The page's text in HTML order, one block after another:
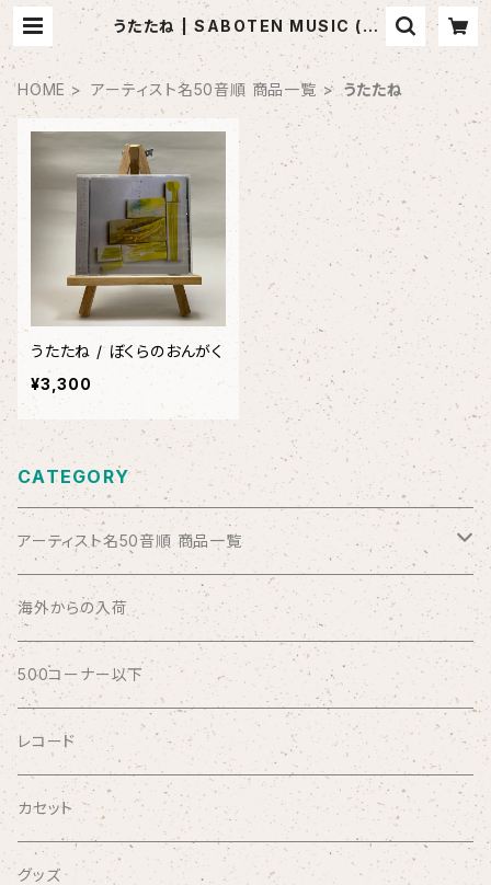
うたたね | SABOTEN MUSIC (セ
レクトCDショップ)
HOME アーティスト名50音順 商品一覧 うたたね
うたたね / ぼくらのおんがく
¥3,300
CATEGORY
アーティスト名50音順 商品一覧
ABSOLUTE LOSERS
AFRICA
AGU
AIRCRAFT
airlie
海外からの入荷
500コーナー以下
レコード
カセット
グッズ